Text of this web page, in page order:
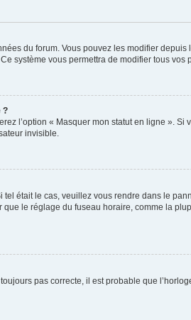
du forum. Vous pouvez les modifier
système vous permettra de modifier tous vos
?
l’option « Masquer mon statut en ligne ».
invisible.
était le cas, veuillez vous rendre dans le
le réglage du fuseau horaire, comme la
pas correcte, il est probable que